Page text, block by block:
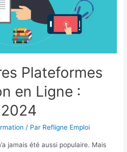
Plateformes
en Ligne :
/ Par Refligne Emploi
jamais été aussi populaire. Mais